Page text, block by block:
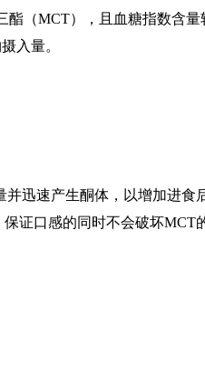
酯（MCT），且血糖指数含
入量。
迅速产生酮体，以增加进食
证口感的同时不会破坏MCT